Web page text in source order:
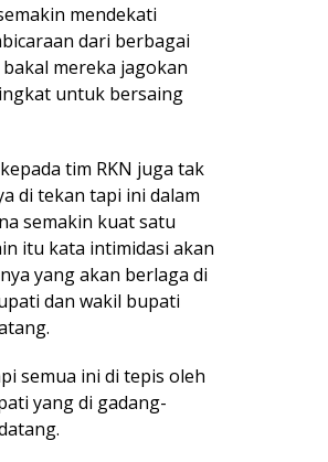
mendekati
dari berbagai
mereka jagokan
untuk bersaing
tim RKN juga tak
di tekan tapi ini dalam
semakin kuat satu
itu kata intimidasi akan
yang akan berlaga di
dan wakil bupati
semua ini di tepis oleh
yang di gadang-